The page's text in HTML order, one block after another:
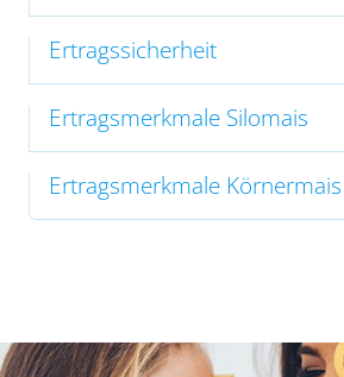
Ertragssicherheit
Ertragsmerkmale Silomais
Ertragsmerkmale Körnermais